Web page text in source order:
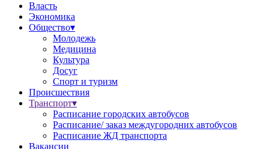
Власть
Экономика
Общество▾
Молодежь
Медицина
Культура
Досуг
Спорт и туризм
Происшествия
Транспорт▾
Расписание городских автобусов
Расписание/ заказ междугородних автобусов
Расписание ЖД транспорта
Вакансии